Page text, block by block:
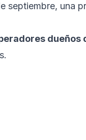
septiembre, una
dueños